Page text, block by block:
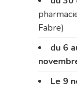
Fabre)
du 6
Le 9